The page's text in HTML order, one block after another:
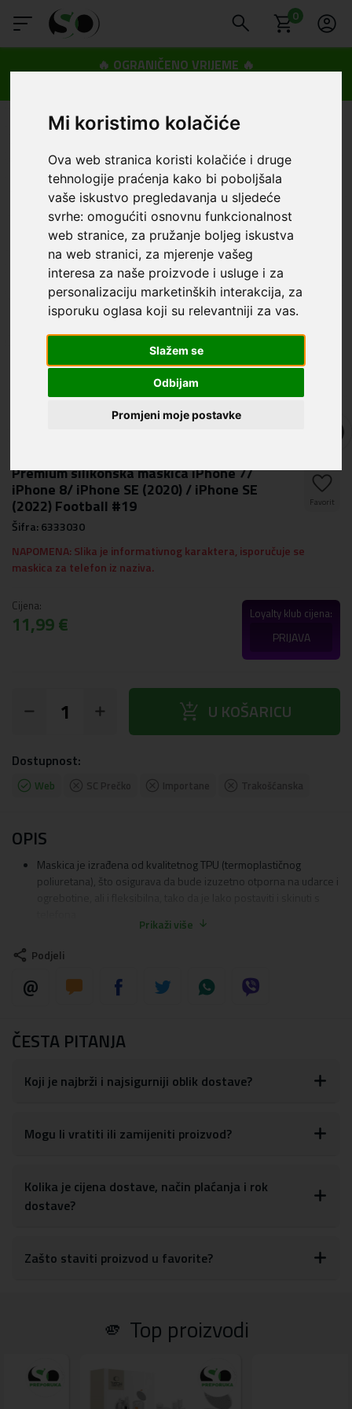
Mi koristimo kolačiće
Ova web stranica koristi kolačiće i druge
tehnologije praćenja kako bi poboljšala
vaše iskustvo pregledavanja u sljedeće
svrhe:omogućiti osnovnu funkcionalnost
web stranice, za pružanje boljeg iskustva
na web stranici, za mjerenje vašeg
interesa za naše proizvode i usluge i za
personalizaciju marketinških interakcija, za
isporuku oglasa koji su relevantniji za vas.
Slažem se
Odbijam
Promjeni moje postavke
0
🔥 OGRANIČENO VRIJEME 🔥
Premium silikonska maskica iPhone 7/
iPhone 8/ iPhone SE (2020) / iPhone SE
(2022) Football #19
Šifra: 6333030
Favorit
NAPOMENA: Slika je informativnog karaktera, isporučuje se
maskica za telefon iz naziva.
Cijena:
11,99 € Loyalty klub cijena:
PRIJAVA
add_shopping_cart U KOŠARICU
Dostupnost:
Web
OPIS
Maskica je izrađena od kvalitetnog TPU (termoplastičnog
poliuretana), što osigurava da bude izuzetno otporna na udarce i
Dizajn je UV otporan, što znači da boje neće izblijediti s
Dodatna prednost maskice je blago podignuti dizajn oko kamere
i zaslona, ​​što pruža odgovarajuću zaštitu od ogrebotina za
najosjetljivije dijelove telefona
senzore, omogućujući vam nesmetano korištenje svih funkcija
glasnoće, tipki za uključivanje/isključivanje, kao i postavkama za
otisaka prstiju, prašine ili drugih mrlja
Prikaži više
Podjeli
ČESTA PITANJA
Koji je najbrži i najsigurniji oblik dostave?
Mogu li vratiti ili zamijeniti proizvod?
Kolika je cijena dostave, način plaćanja i rok
dostave?
Zašto staviti proizvod u favorite?
🫵 Top proizvodi